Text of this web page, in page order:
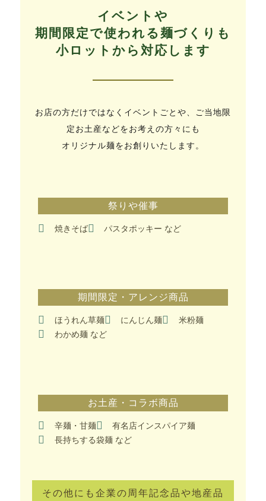
イベントや
期間限定で使われる麺づくりも
小ロットから対応します
お店の方だけではなくイベントごとや、ご当地限
定お土産などをお考えの方々にも
オリジナル麺をお創りいたします。
祭りや催事
焼きそば パスタポッキー など
期間限定・アレンジ商品
ほうれん草麺 にんじん麺
米粉麺
わかめ麺 など
お土産・コラボ商品
辛麺・甘麺
有名店インスパイア麺
長持ちする袋麺 など
その他にも企業の周年記念品や地産品